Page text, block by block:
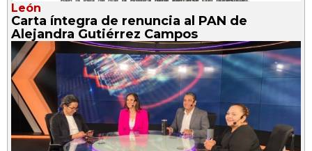
León
Carta íntegra de renuncia al PAN de
Alejandra Gutiérrez Campos